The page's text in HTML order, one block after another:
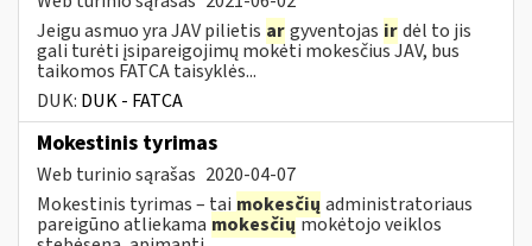
Jeigu asmuo yra JAV pilietis argyventojas irdėl to jis
gali turėti įsipareigojimų mokėti mokesčius JAV, bus
taikomos FATCA taisyklės...
DUK: DUK - FATCA
Mokestinis tyrimas
Web turinio sąrašas 2020-04-07
Mokestinis tyrimas – tai mokesčių administratoriaus
pareigūno atliekama mokesčiųmokėtojo veiklos